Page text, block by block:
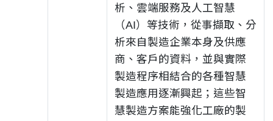
析、雲端服務及人工智慧
（AI）等技術，從事擷取、分
析來自製造企業本身及供應
商、客戶的資料，並與實際
製造程序相結合的各種智慧
製造應用逐漸興起；這些智
慧製造方案能強化工廠的製